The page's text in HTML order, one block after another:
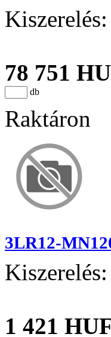
Kiszerelés:
78 751
db
Raktáron
3LR12-
Kiszerelés:
1 421